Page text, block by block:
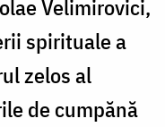
Velimirovici,
spirituale a
zelos al
de cumpănă